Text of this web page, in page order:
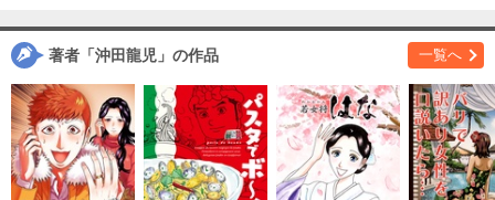
購入する
必要ポイント： 680
購入する
著者「沖田龍児」の作品 一覧へ